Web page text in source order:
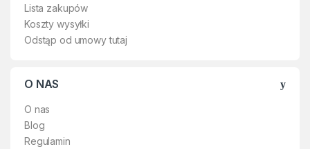
Lista zakupów
Koszty wysyłki
Odstąp od umowy tutaj
O NAS
O nas
Blog
Regulamin